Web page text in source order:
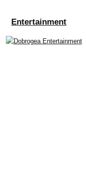
Entertainment